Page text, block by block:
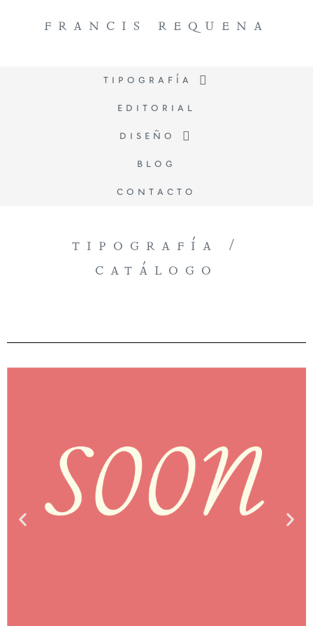
francis requena
tipografía
editorial
diseño
blog
contacto
tipografía /
catálogo